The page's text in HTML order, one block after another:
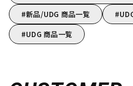
新品/UDG 商品一覧
UDG 商品一覧